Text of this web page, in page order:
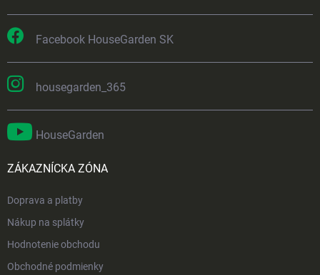
Facebook HouseGarden SK
housegarden_365
HouseGarden
ZÁKAZNÍCKA ZÓNA
Doprava a platby
Nákup na splátky
Hodnotenie obchodu
Obchodné podmienky